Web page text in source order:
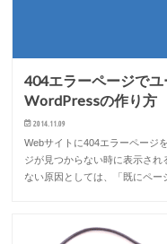
404エラーページで
WordPressの作り方
2014.11.09
Webサイトに404エラーページ
ジが見つからない時に表示さ
ない原因としては、「既にペー